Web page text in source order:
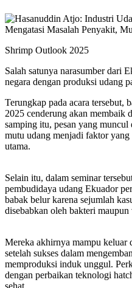
Shrimp Outlook 2025
Salah satunya narasumber dari
negara dengan produksi udang
Terungkap pada acara tersebut,
2025 cenderung akan membaik
samping itu, pesan yang
mutu udang menjadi faktor
utama.
Selain itu, dalam seminar
pembudidaya udang Ekuador
babak belur karena sejumlah
disebabkan oleh bakteri maupun
Mereka akhirnya mampu keluar
setelah sukses dalam
memproduksi induk unggul.
dengan perbaikan teknologi
sehat.